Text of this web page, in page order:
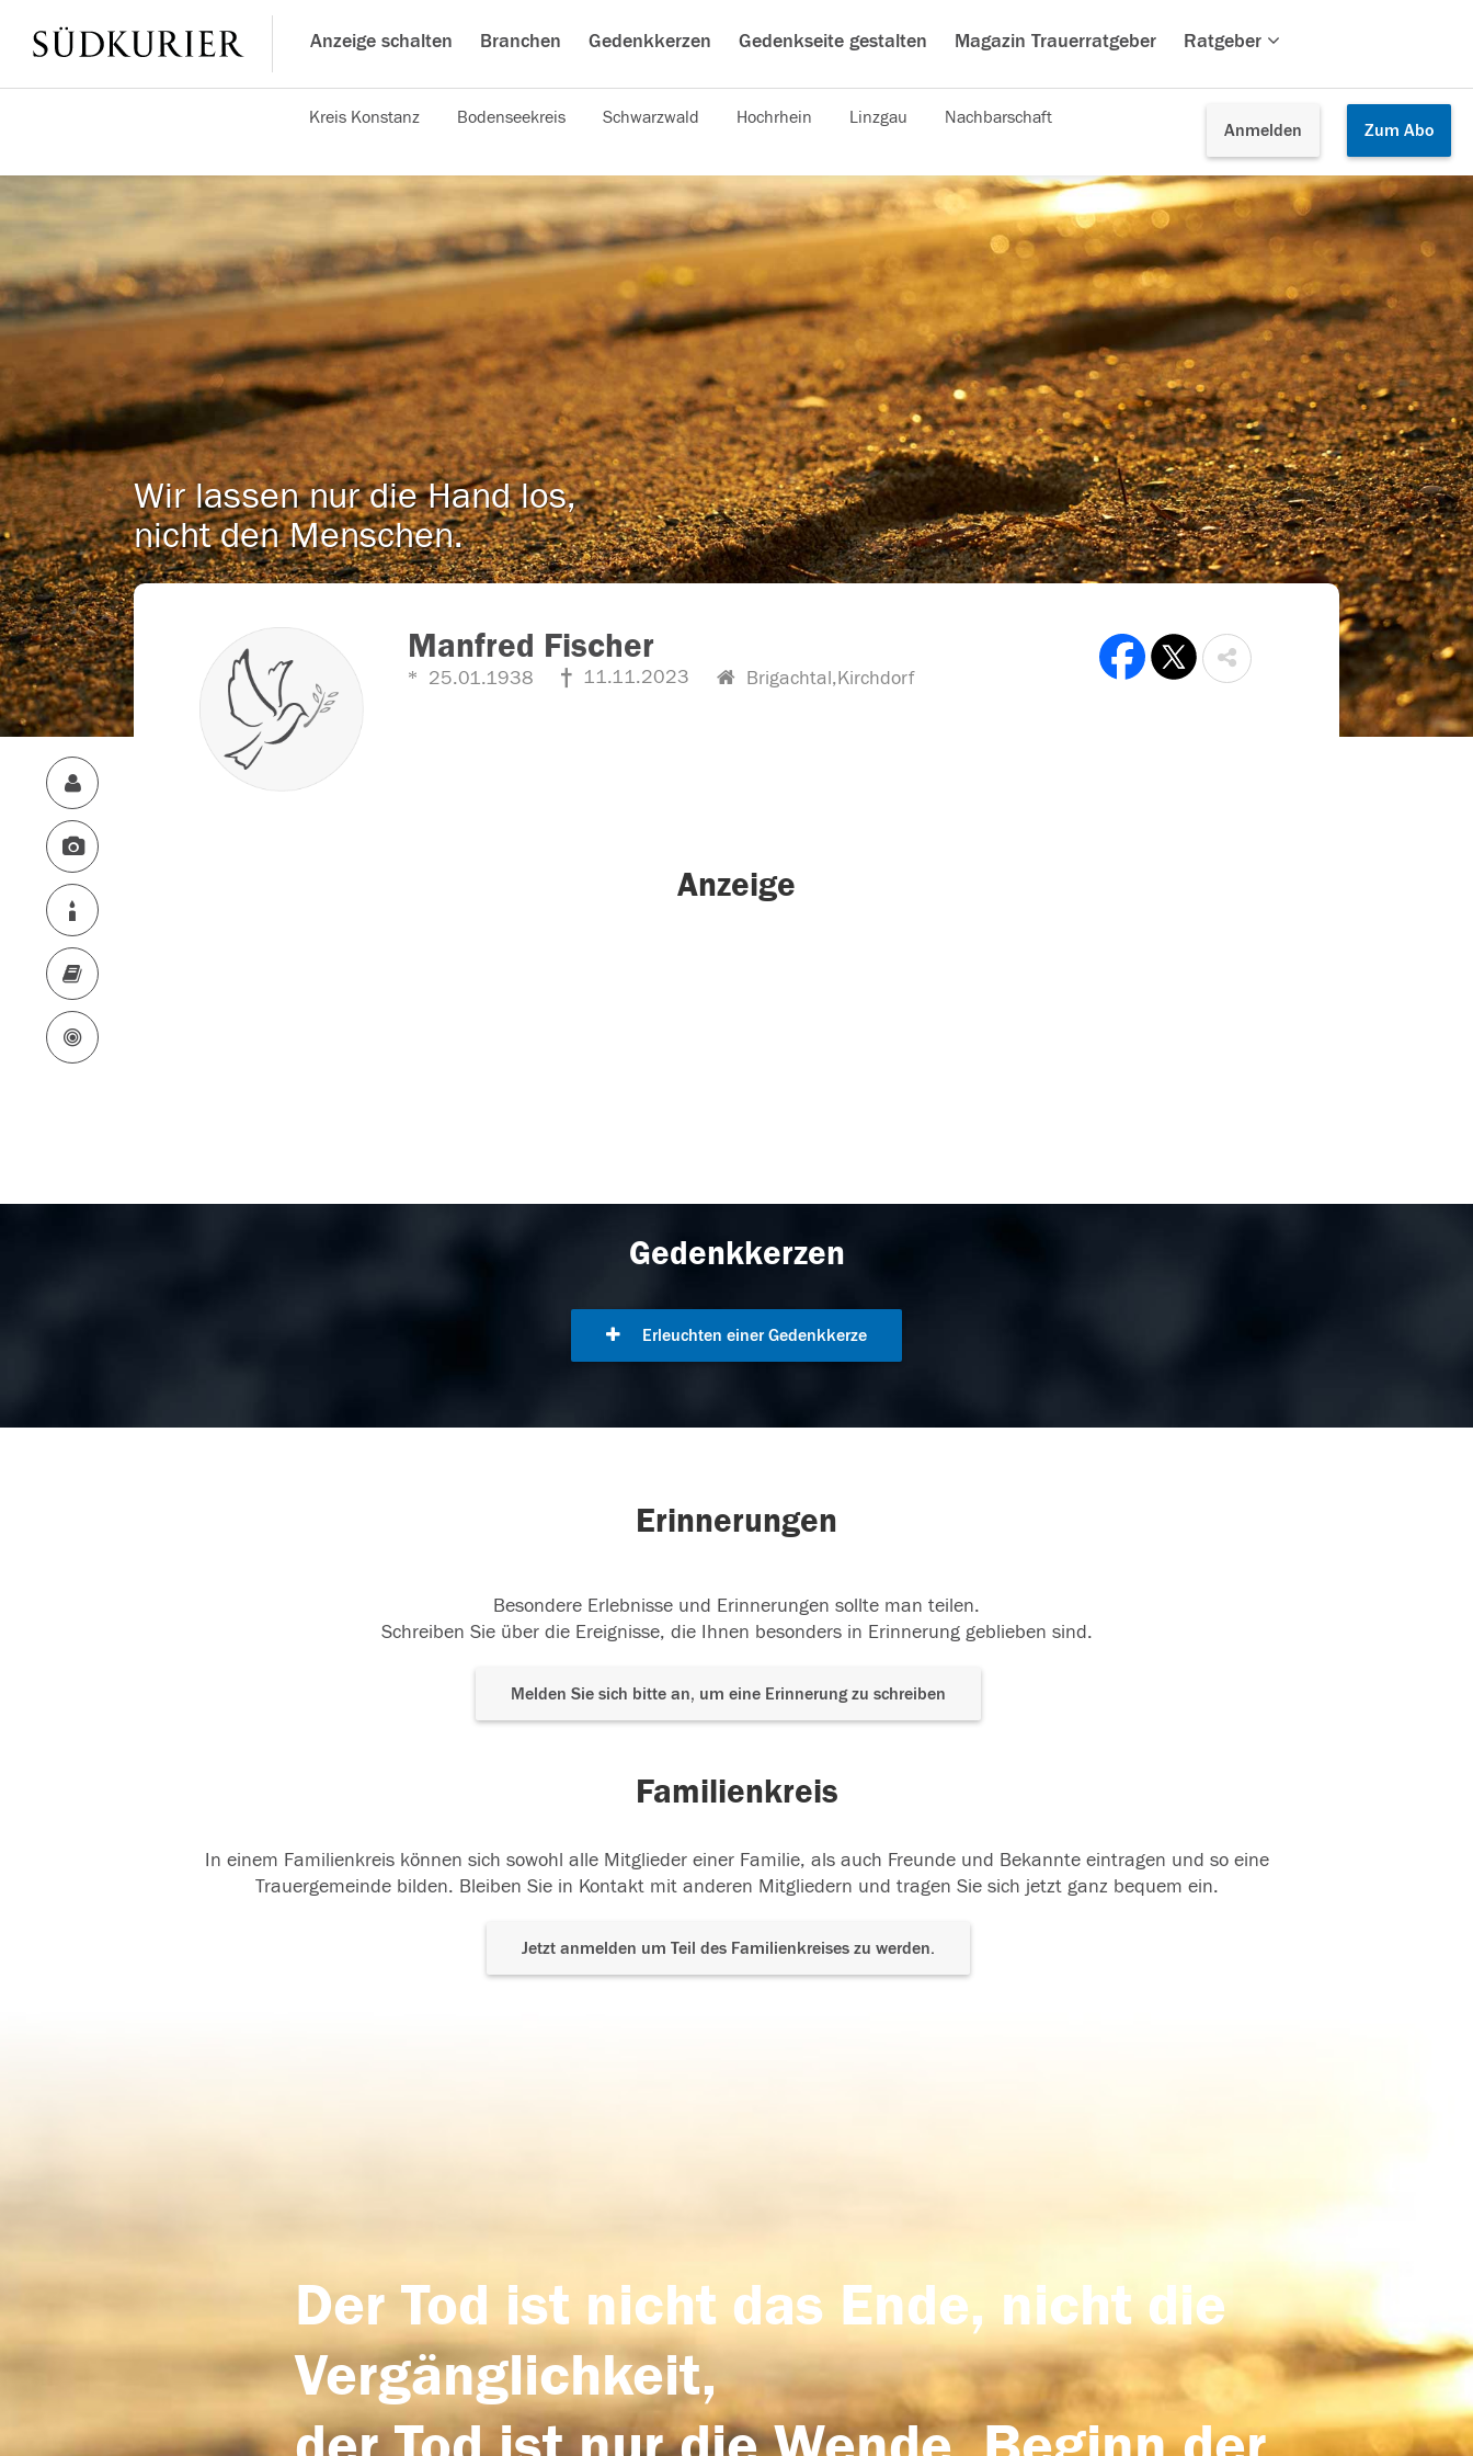
Anzeige schalten Branchen Gedenkkerzen Gedenkseite gestalten Magazin Trauerratgeber Ratgeber
Anmelden Zum Abo
Kreis Konstanz Bodenseekreis Schwarzwald Hochrhein Linzgau Nachbarschaft
Wir lassen nur die Hand los,
nicht den Menschen.
Manfred Fischer
25.01.1938 11.11.2023 Brigachtal,Kirchdorf
Anzeige
Gedenkkerzen
Erleuchten einer Gedenkkerze
Erinnerungen
Besondere Erlebnisse und Erinnerungen sollte man teilen.
Schreiben Sie über die Ereignisse, die Ihnen besonders in Erinnerung geblieben sind.
Melden Sie sich bitte an, um eine Erinnerung zu schreiben
Familienkreis
In einem Familienkreis können sich sowohl alle Mitglieder einer Familie, als auch Freunde und Bekannte eintragen und so eine
Trauergemeinde bilden. Bleiben Sie in Kontakt mit anderen Mitgliedern und tragen Sie sich jetzt ganz bequem ein.
Jetzt anmelden um Teil des Familienkreises zu werden.
Der Tod ist nicht das Ende, nicht die
Vergänglichkeit,